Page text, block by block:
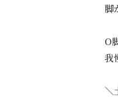
脚
O
我
＼